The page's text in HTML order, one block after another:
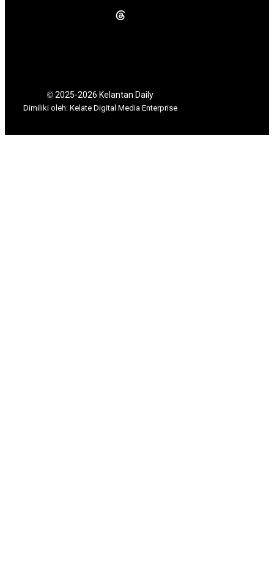
©2025-2026 Kelantan Daily
Dimiliki oleh: Kelate Digital Media Enterprise